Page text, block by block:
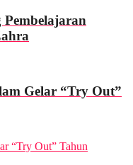
Gelar “Try Out”